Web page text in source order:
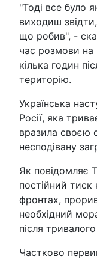
"Тоді все було
виходиш
що робив", -
час розмови на
кілька годин
територію.
Українська
Росії, яка
вразила своєю
несподівану
Як повідомляє
постійний тиск
фронтах,
необхідний
після
Частково